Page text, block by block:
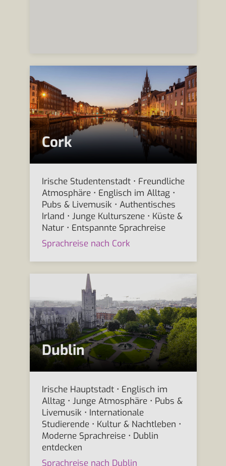
Cork
Irische Studentenstadt • Freundliche
Atmosphäre • Englisch im Alltag •
Pubs & Livemusik • Authentisches
Irland • Junge Kulturszene • Küste &
Natur • Entspannte Sprachreise
Sprachreise nach Cork
Dublin
Irische Hauptstadt • Englisch im
Alltag • Junge Atmosphäre • Pubs &
Livemusik • Internationale
Studierende • Kultur & Nachtleben •
Moderne Sprachreise • Dublin
entdecken
Sprachreise nach Dublin